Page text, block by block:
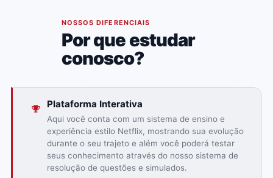
NOSSOS DIFERENCIAIS
Por que estudar
conosco?
Plataforma Interativa
Aqui você conta com um sistema de ensino e
experiência estilo Netflix, mostrando sua evolução
durante o seu trajeto e além você poderá testar
seus conhecimento através do nosso sistema de
resolução de questões e simulados.